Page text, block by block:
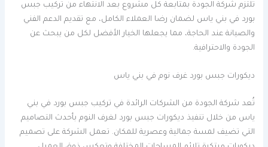
تلتزم شركة الجودة بمتابعة كل مشروع بعد الانتهاء من تركيب جبس
بورد في بني ياس لضمان رضا العملاء الكامل، مع تقديم الدعم الفني
والصيانة عند الحاجة، مما يجعلها الخيار الأفضل لكل من يبحث عن
الجودة والاحترافية.
ديكورات جبس بورد غرف نوم في بني ياس
تُعد شركة الجودة من الشركات الرائدة في تركيب جبس بورد في بني
ياس من خلال تنفيذ ديكورات جبس بورد لغرف النوم بأحدث التصاميم
التي تضيف لمسة جمالية وعصرية للمكان. تعمل الشركة على تصميم